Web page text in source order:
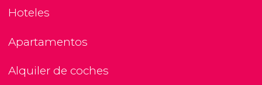
Hoteles
Apartamentos
Alquiler de coches